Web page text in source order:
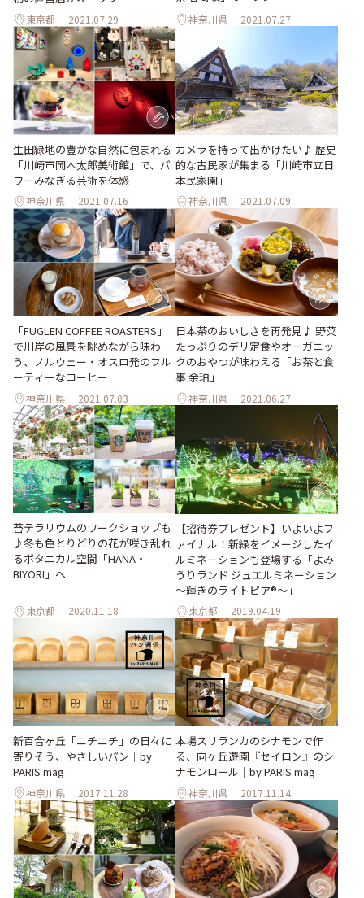
東京都 2021.07.29 神奈川県 2021.07.27
生田緑地の豊かな自然に包まれる
「川崎市岡本太郎美術館」で、パ
ワーみなぎる芸術を体感
神奈川県 2021.07.16
カメラを持って出かけたい♪ 歴史
的な古民家が集まる「川崎市立日
本民家園」
神奈川県 2021.07.09
「FUGLEN COFFEE ROASTERS」
で川岸の風景を眺めながら味わ
う、ノルウェー・オスロ発のフル
ーティーなコーヒー
神奈川県 2021.07.03
日本茶のおいしさを再発見♪ 野菜
たっぷりのデリ定食やオーガニッ
クのおやつが味わえる「お茶と食
事 余珀」
神奈川県 2021.06.27
苔テラリウムのワークショップも
♪冬も色とりどりの花が咲き乱れ
るボタニカル空間「HANA・
BIYORI」へ
東京都 2020.11.18
【招待券プレゼント】いよいよフ
ァイナル！新緑をイメージしたイ
ルミネーションも登場する「よみ
うりランド ジュエルミネーション
～輝きのライトピア®～」
東京都 2019.04.19
新百合ヶ丘「ニチニチ」の日々に
寄りそう、やさしいパン｜by
PARIS mag
神奈川県 2017.11.28
本場スリランカのシナモンで作
る、向ヶ丘遊園『セイロン』のシ
ナモンロール｜by PARIS mag
神奈川県 2017.11.14